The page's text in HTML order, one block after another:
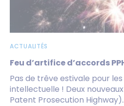
ACTUALITÉS
Feu d’artifice d’accords
Pas de trêve estivale pour
intellectuelle ! Deux
Patent Prosecution